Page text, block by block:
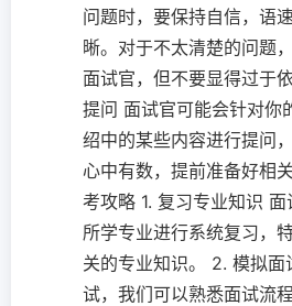
问题时，要保持自信，语
晰。对于不太清楚的问题
面试官，但不要显得过于
提问 面试官可能会针对你
绍中的某些内容进行提问
心中有数，提前准备好相
考攻略 1. 复习专业知识
所学专业进行系统复习，
关的专业知识。 2. 模拟面
试，我们可以熟悉面试流